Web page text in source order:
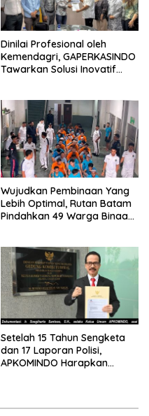
Dinilai Profesional oleh
Kemendagri, GAPERKASINDO
Tawarkan Solusi Inovatif
Wujudkan Pembinaan Yang
Lebih Optimal, Rutan Batam
Pindahkan 49 Warga Binaan
Setelah 15 Tahun Sengketa
dan 17 Laporan Polisi,
APKOMINDO Harapkan